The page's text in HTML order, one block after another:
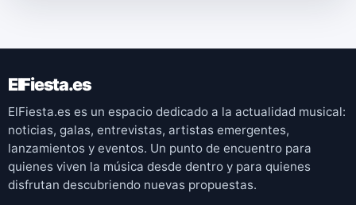
ElFiesta.es
ElFiesta.es es un espacio dedicado a la actualidad musical:
noticias, galas, entrevistas, artistas emergentes,
lanzamientos y eventos. Un punto de encuentro para
quienes viven la música desde dentro y para quienes
disfrutan descubriendo nuevas propuestas.